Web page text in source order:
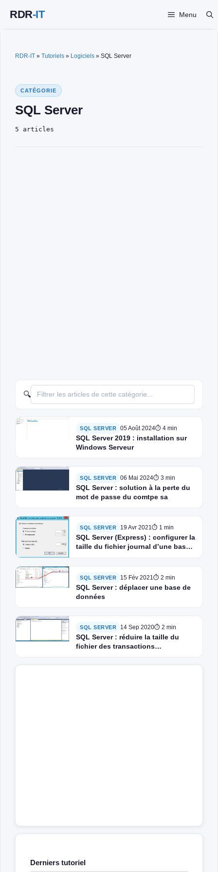
Menu
RDR-IT » Tutoriels » Logiciels » SQL Server
CATÉGORIE
SQL Server
5 articles
🔍
SQL SERVER 05 Août 2024⏱ 4 min
SQL Server 2019 : installation sur
Windows Serveur
SQL SERVER 06 Mai 2024⏱ 3 min
SQL Server : solution à la perte du
mot de passe du comtpe sa
SQL SERVER 19 Avr 2021⏱ 1 min
SQL Server (Express) : configurer la
taille du fichier journal d’une base
SQL SERVER 15 Fév 2021⏱ 2 min
SQL Server : déplacer une base de
données
SQL SERVER 14 Sep 2020⏱ 2 min
SQL Server : réduire la taille du
fichier des transactions
Derniers tutoriel